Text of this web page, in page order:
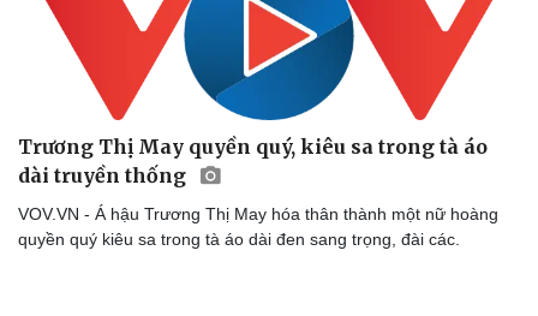
Sân khấu - Điện ảnh
Văn học
Âm nhạc
Di sản
Giải trí
Nghệ sĩ
Thời trang
Trương Thị May quyền quý, kiêu sa trong tà áo
dài truyền thống
VOV.VN - Á hậu Trương Thị May hóa thân thành một nữ hoàng
quyền quý kiêu sa trong tà áo dài đen sang trọng, đài các.